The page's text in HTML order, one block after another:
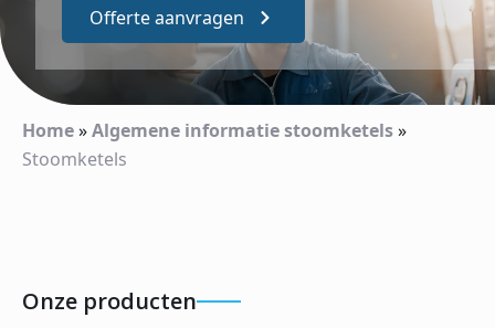
Offerte aanvragen
Home»Algemene informatie stoomketels»
Stoomketels
Onze producten